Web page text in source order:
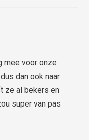
mee voor onze
dan ook naar
ze al bekers en
super van pas